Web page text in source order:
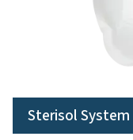
Sterisol System